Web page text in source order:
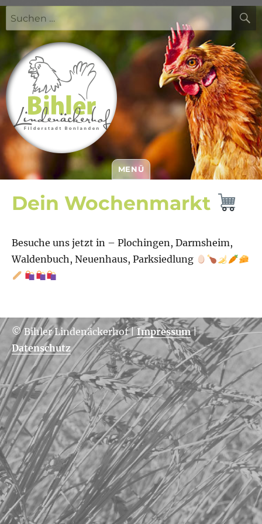
Suchen
nach:
Bihler Lindenäckerhof
MENÜ
Dein Wochenmarkt
Besuche uns jetzt in – Plochingen, Darmsheim,
Waldenbuch, Neuenhaus, Parksiedlung
© Bihler Lindenäckerhof|Impressum|
Datenschutz